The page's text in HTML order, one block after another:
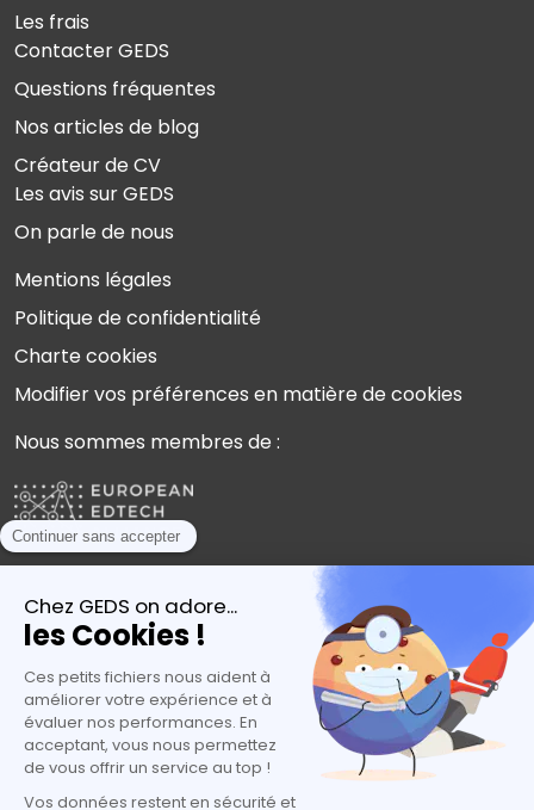
Les frais
Contacter GEDS
Questions fréquentes
Nos articles de blog
Créateur de CV
Les avis sur GEDS
On parle de nous
Mentions légales
Politique de confidentialité
Charte cookies
Modifier vos préférences en matière de cookies
Nous sommes membres de :
Plébiscités par les experts de l’orientation